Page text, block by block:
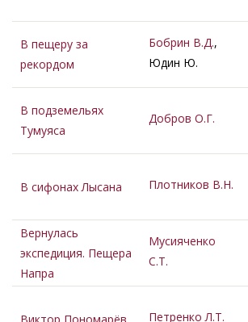
В пещеру за
рекордом
Бобрин В.Д.,
Юдин Ю.
В подземельях
Тумуяса
Добров О.Г.
В сифонах Лысана Плотников В.Н.
Вернулась
экспедиция. Пещера
Напра
Мусияченко
С.Т.
Петренко Л.Т.